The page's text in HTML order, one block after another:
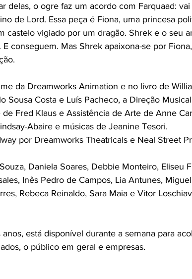
delas, o ogre faz um acordo com Farquaad:
de Lord. Essa peça é Fiona, uma princesa
castelo vigiado por um dragão. Shrek e o seu
conseguem. Mas Shrek apaixona-se por
da Dreamworks Animation e no livro de
Sousa Costa e Luís Pacheco, a Direção
Fred Klaus e Assistência de Arte de Anne
Abaire e músicas de Jeanine Tesori.
por Dreamworks Theatricals e Neal Street
Daniela Soares, Debbie Monteiro, Eliseu
Inês Pedro de Campos, Lia Antunes,
Rebeca Reinaldo, Sara Maia e Vitor
está disponível durante a semana para
o público em geral e empresas.